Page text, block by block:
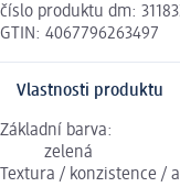
číslo produktu dm:
GTIN: 4067796263497
Vlastnosti produktu
Základní barva:
zelená
Textura / konzistence /